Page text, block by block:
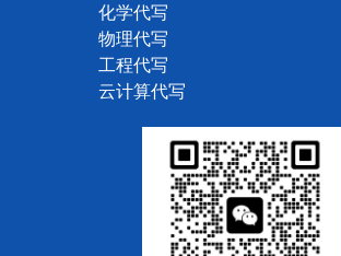
化学代写
物理代写
工程代写
云计算代写